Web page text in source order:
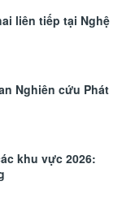
liên tiếp tại Nghệ
Nghiên cứu Phát
khu vực 2026: